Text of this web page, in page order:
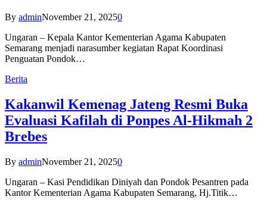
By adminNovember 21, 20250
Ungaran – Kepala Kantor Kementerian Agama Kabupaten
Semarang menjadi narasumber kegiatan Rapat Koordinasi
Penguatan Pondok…
Berita
Kakanwil Kemenag Jateng Resmi Buka
Evaluasi Kafilah di Ponpes Al-Hikmah 2
Brebes
By adminNovember 21, 20250
Ungaran – Kasi Pendidikan Diniyah dan Pondok Pesantren pada
Kantor Kementerian Agama Kabupaten Semarang, Hj.Titik…